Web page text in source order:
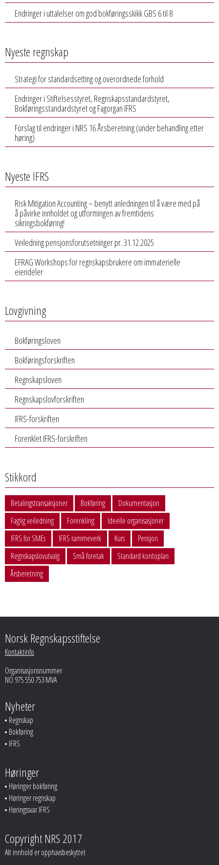
Endringer i uttalelser om god bokføringsskikk GBS 6 til 8
Nyeste regnskap
Strategi for standardsetting og overordnede forhold
Endringer i Stiftelsesstyret, Regnskapsstandardstyret,
Bokføringsstandardstyret og Fagorgan IFRS
Forslag til endringer i NRS 16 Årsberetning (under behandling etter
høring)
Nyeste IFRS
Risk Mitigation Accounting – benytt anledningen til å være med på
å påvirke innholdet og utformingen av fremtidens
sikringsbokføring!
Veiledning pensjonsforutsetninger pr. 31.12.2025
EFRAG Workshops for regnskapsbrukere om immaterielle
eiendeler
Lovgivning
Bokføringsloven
Bokføringsforskriften
Regnskapsloven
Regnskapslovforskriften
IFRS-forskriften
Forenklet IFRS-forskriften
Stikkord
Betalingstransaksjoner Bokføring
Dokumentasjon
Faglig veiledning
Forenkling
Ideelle organisasjoner
IFRS for SMEs
IFRS rammeverk Kurs
Pensjon
Regnskapslovutvalg
Små foretak
Standard kontoplan
Årsberetning
Norsk Regnskapsstiftelse
Kontaktinfo
Organisasjonsnummer
NO 975 550 753 MVA
Nyheter
Regnskap
Bokføring
IFRS
Høringer
Høringer bokføring
Høringer regnskap
Høringssvar IFRS
Copyright NRS 2017
Alt innhold er opphavsbeskyttet